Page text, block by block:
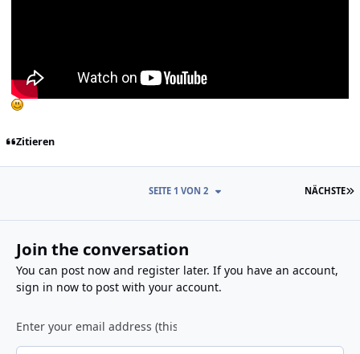
Zitieren
NÄCHSTE
SEITE 1 VON 2
Join the conversation
You can post now and register later. If you have an account,
sign in nowto post with your account.